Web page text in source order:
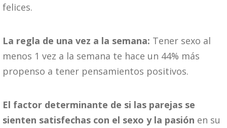
felices.
La regla de una vez a la semana: Tener sexo al
menos 1 vez a la semana te hace un 44% más
propenso a tener pensamientos positivos.
El factor determinante de si las parejas se
sienten satisfechas con el sexo y la pasión en su